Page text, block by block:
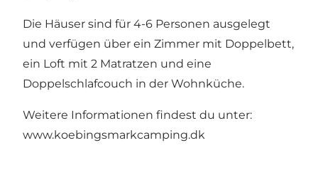
Die Häuser sind für 4-6 Personen ausgelegt
und verfügen über ein Zimmer mit Doppelbett,
ein Loft mit 2 Matratzen und eine
Doppelschlafcouch in der Wohnküche.
Weitere Informationen findest du unter:
www.koebingsmarkcamping.dk